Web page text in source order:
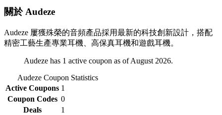
關於 Audeze
Audeze 屢獲殊榮的音頻產品採用最新的科技創新設計，搭配
精密工藝生產專業耳機、高保真耳機和遊戲耳機。
Audeze has 1 active coupon as of August 2026.
AudezeCoupon Statistics
Active Coupons 1
Coupon Codes 0
Deals
1